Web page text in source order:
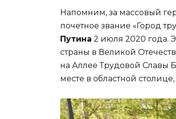
Напомним, за массовый
почетное звание «Город
Путина 2 июля 2020 года.
страны в Великой
на Аллее Трудовой Славы
месте в областной